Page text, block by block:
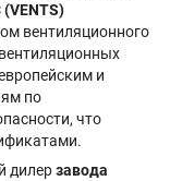
вентиляционного
и
по
что
дилерзавода